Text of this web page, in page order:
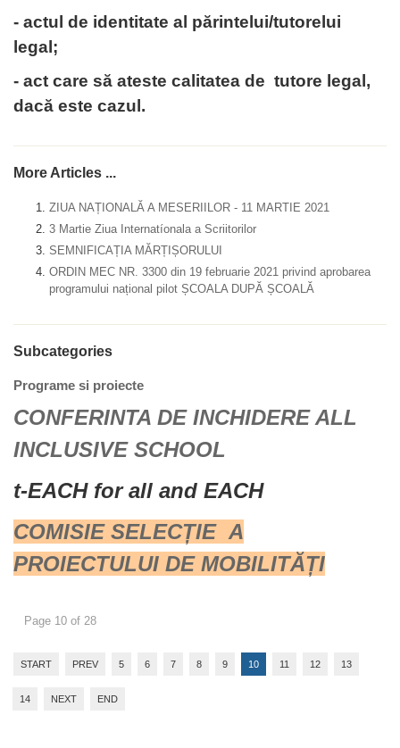
- actul de identitate al părintelui/tutorelui
legal;
- act care să ateste calitatea de tutore legal,
dacă este cazul.
More Articles ...
ZIUA NAȚIONALĂ A MESERIILOR - 11 MARTIE 2021
3 Martie Ziua Internatíonala a Scriitorilor
SEMNIFICAȚIA MĂRȚIȘORULUI
ORDIN MEC NR. 3300 din 19 februarie 2021 privind aprobarea
programului național pilot ȘCOALA DUPĂ ȘCOALĂ
Subcategories
Programe si proiecte
CONFERINTA DE INCHIDERE ALL
INCLUSIVE SCHOOL
t-EACH for all and EACH
COMISIE SELECȚIE A
PROIECTULUI DE MOBILITĂȚI
Page 10 of 28
START PREV 5 6 7 8 9 10 11 12 13
14 NEXT END